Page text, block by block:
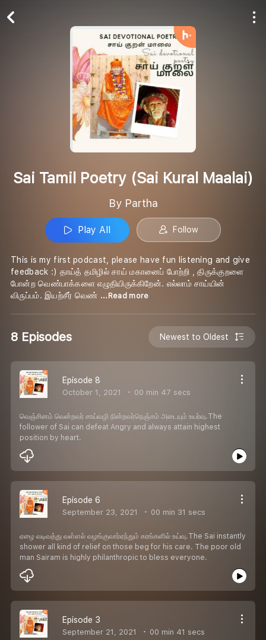
Sai Tamil Poetry (Sai Kural Maalai)
By Partha
Play All Follow
This is my first podcast, please have fun listening and give
feedback :) தாய்த் தமிழில் சாய் மகானைப் போற்றி , திருக்குறளை
போன்ற வெண்பாக்களை எழுதியிருக்கிறேன். எல்லாம் சாய்யின்
விருப்பம். இயற்சீர் வெண் ...Read more
8 Episodes Newest to Oldest
Episode 8
October 1, 2021 00 min 47 secs
வெஞ்சினம் வென்றவர் சாய்வழி நின்றவர்நெஞ்சம் அடையும் உயர்வு.The
follower of Sai can defeat Angry and always attain highest
position by heart.
Episode 6
September 23, 2021 00 min 31 secs
ஏழை வடிவத்து வள்ளல் வழங்குவார்ஏந்தும் கரங்களில் உய்வு.The Sai instantly
shower all kind of relief on those beg for his care. The poor old
man Sairam is highly philanthropic to bless everyone.
Episode 3
September 21, 2021 00 min 41 secs